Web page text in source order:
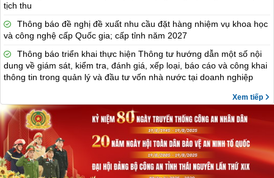
tịch thu
Thông báo đề nghị đề xuất nhu cầu đặt hàng nhiệm vụ khoa học
và công nghệ cấp Quốc gia; cấp tỉnh năm 2027
Thông báo triển khai thực hiện Thông tư hướng dẫn một số nội
dung về giám sát, kiểm tra, đánh giá, xếp loại, báo cáo và công khai
thông tin trong quản lý và đầu tư vốn nhà nước tại doanh nghiệp
Xem tiếp